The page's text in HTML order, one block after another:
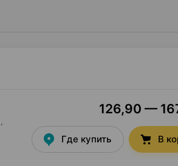
126,90 —
Где купить В